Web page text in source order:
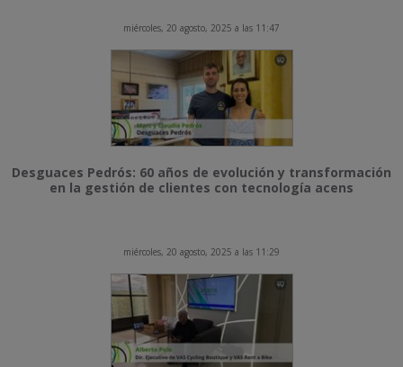
miércoles, 20 agosto, 2025 a las 11:47
Desguaces Pedrós: 60 años de evolución y transformación
en la gestión de clientes con tecnología acens
miércoles, 20 agosto, 2025 a las 11:29